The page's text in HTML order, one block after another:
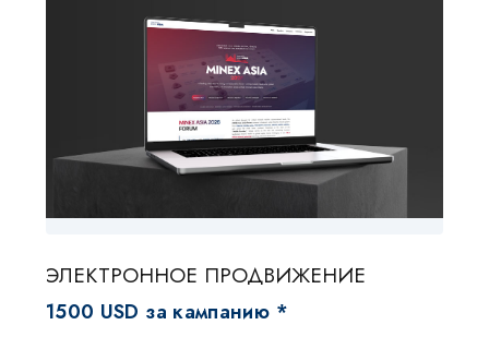
ЭЛЕКТРОННОЕ ПРОДВИЖЕНИЕ
1500 USD за кампанию *